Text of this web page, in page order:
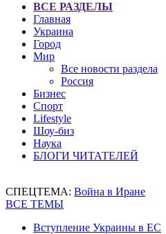
ВСЕ РАЗДЕЛЫ
Главная
Украина
Город
Мир
Все новости раздела
Россия
Бизнес
Спорт
Lifestyle
Шоу-биз
Наука
БЛОГИ ЧИТАТЕЛЕЙ
СПЕЦТЕМА: Война в Иране
ВСЕ ТЕМЫ
Вступление Украины в ЕС